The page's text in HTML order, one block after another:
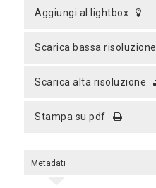
aggiungi al lightbox
scarica bassa risoluzione
scarica alta risoluzione
stampa su pdf
Metadati